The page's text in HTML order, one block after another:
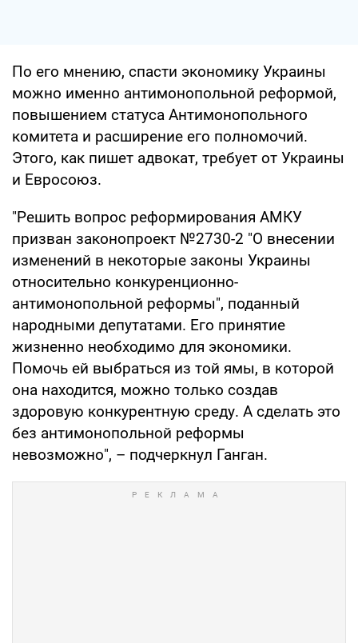
По его мнению, спасти экономику Украины
можно именно антимонопольной реформой,
повышением статуса Антимонопольного
комитета и расширение его полномочий.
Этого, как пишет адвокат, требует от Украины
и Евросоюз.
"Решить вопрос реформирования АМКУ
призван законопроект №2730-2 "О внесении
изменений в некоторые законы Украины
относительно конкуренционно-
антимонопольной реформы", поданный
народными депутатами. Его принятие
жизненно необходимо для экономики.
Помочь ей выбраться из той ямы, в которой
она находится, можно только создав
здоровую конкурентную среду. А сделать это
без антимонопольной реформы
невозможно", – подчеркнул Ганган.